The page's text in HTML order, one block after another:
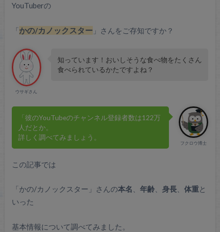
YouTuberの
「かの/カノックスター 」さんをご存知ですか？
ウサギさん
知っています！おいしそうな食べ物をたくさん
食べられているかたですよね？
フクロウ博士
「彼のYouTubeのチャンネル登録者数は122万
人だとか。
詳しく調べてみましょう。
この記事では
「かの/カノックスター」さんの本名 年齢、 身長、 体重と
いった
基本情報について調べてみました。